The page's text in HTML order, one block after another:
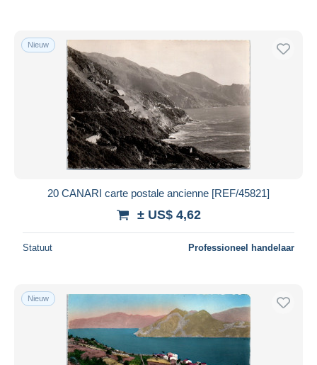
Nieuw
20 CANARI carte postale ancienne [REF/45821]
± US$ 4,62
Statuut Professioneel handelaar
Nieuw